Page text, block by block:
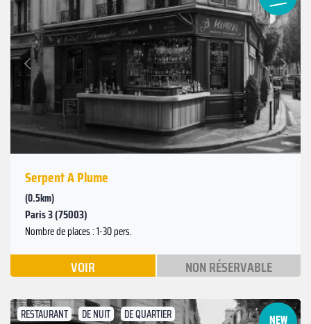
Précédent
Suivant
Serpent A Plume
(0.5km)
Paris 3 (75003)
Nombre de places : 1-30 pers.
VOIR NON RÉSERVABLE
RESTAURANT DE NUIT DE QUARTIER